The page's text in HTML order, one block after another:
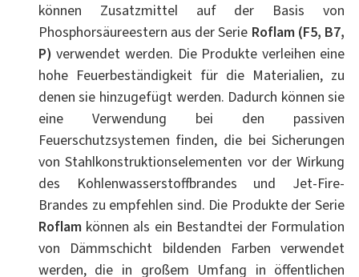
können Zusatzmittel auf der Basis von
Phosphorsäureestern aus der Serie Roflam (F5, B7,
P) verwendet werden. Die Produkte verleihen eine
hohe Feuerbeständigkeit für die Materialien, zu
denen sie hinzugefügt werden. Dadurch können sie
eine Verwendung bei den passiven
Feuerschutzsystemen finden, die bei Sicherungen
von Stahlkonstruktionselementen vor der Wirkung
des Kohlenwasserstoffbrandes und Jet-Fire-
Brandes zu empfehlen sind. Die Produkte der Serie
Roflamkönnen als ein Bestandtei der Formulation
von Dämmschicht bildenden Farben verwendet
werden, die in großem Umfang in öffentlichen